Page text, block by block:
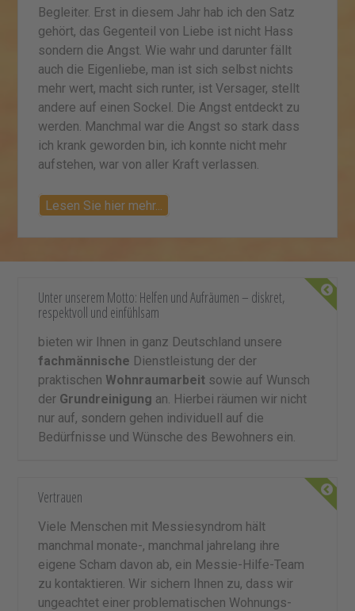
Begleiter. Erst in diesem Jahr hab ich den Satz
gehört, das Gegenteil von Liebe ist nicht Hass
sondern die Angst. Wie wahr und darunter fällt
auch die Eigenliebe, man ist sich selbst nichts
mehr wert, macht sich runter, ist Versager, stellt
andere auf einen Sockel. Die Angst entdeckt zu
werden. Manchmal war die Angst so stark dass
ich krank geworden bin, ich konnte nicht mehr
aufstehen, war von aller Kraft verlassen.
Lesen Sie hier mehr...
Unter unserem Motto: Helfen und Aufräumen – diskret,
respektvoll und einfühlsam
bieten wir Ihnen in ganz Deutschland unsere
fachmännische Dienstleistung der der
praktischen Wohnraumarbeit sowie auf Wunsch
der Grundreinigung an. Hierbei räumen wir nicht
nur auf, sondern gehen individuell auf die
Bedürfnisse und Wünsche des Bewohners ein.
Vertrauen
Viele Menschen mit Messiesyndrom hält
manchmal monate-, manchmal jahrelang ihre
eigene Scham davon ab, ein Messie-Hilfe-Team
zu kontaktieren. Wir sichern Ihnen zu, dass wir
ungeachtet einer problematischen Wohnungs-